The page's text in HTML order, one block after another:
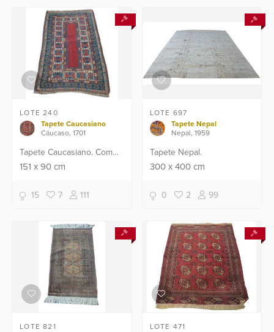
LOTE 240
Tapete Caucasiano
Cáucaso, 1701
Tapete Caucasiano. Com
desgastes.
151x 90cm
15 7 111
LOTE 697
Tapete Nepal
Nepal, 1959
Tapete Nepal.
300 x400 cm
0 2 99
LOTE 821
LOTE 471